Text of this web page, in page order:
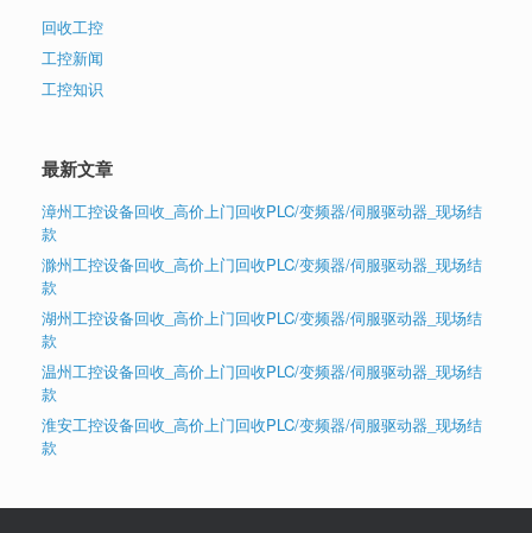
回收工控
工控新闻
工控知识
最新文章
漳州工控设备回收_高价上门回收PLC/变频器/伺服驱动器_现场结
款
滁州工控设备回收_高价上门回收PLC/变频器/伺服驱动器_现场结
款
湖州工控设备回收_高价上门回收PLC/变频器/伺服驱动器_现场结
款
温州工控设备回收_高价上门回收PLC/变频器/伺服驱动器_现场结
款
淮安工控设备回收_高价上门回收PLC/变频器/伺服驱动器_现场结
款